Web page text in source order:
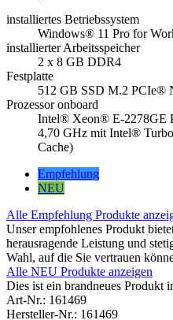
installiertes Betriebssystem
Windows® 11 Pro for
installierter Arbeitsspeicher
2 x 8 GB DDR4
Festplatte
512 GB SSD M.2 PCIe®
Prozessor onboard
Intel® Xeon® E-2278GE
4,70 GHz mit Intel®
Cache)
Empfehlung
NEU
Alle Empfehlung Produkte
Unser empfohlenes Produkt
herausragende Leistung und
Wahl, auf die Sie vertrauen
Alle NEU Produkte anzeigen
Dies ist ein brandneues
Art-Nr.: 161469
Hersteller-Nr.: 161469